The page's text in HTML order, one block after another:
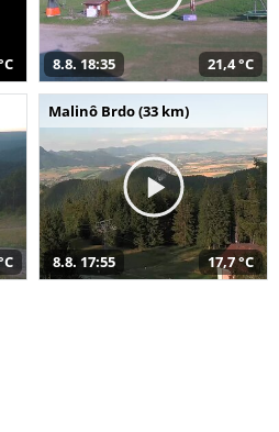
8.8. 18:35 21,4 °C
Malinô Brdo (33 km)
8.8. 17:55 17,7 °C